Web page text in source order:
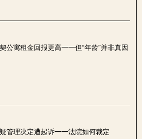
公寓租金回报更高——但“年龄”并非真因
管理决定遭起诉——法院如何裁定